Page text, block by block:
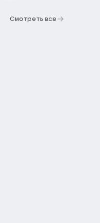
Смотреть все